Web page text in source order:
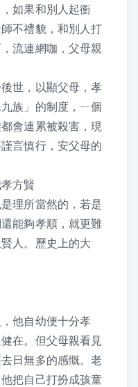
子規話劇
如果和別人起衝
不禮貌，和別人打
流連網咖，父母親
世，以顯父母，孝
族」的制度，ㄧ個
會連累被殺害，現
言慎行，安父母的
方賢
理所當然的，若是
能夠孝順，就更難
人。歷史上的大
他自幼便十分孝
在。但父母親看見
日無多的感慨。老
把自己打扮成孩童